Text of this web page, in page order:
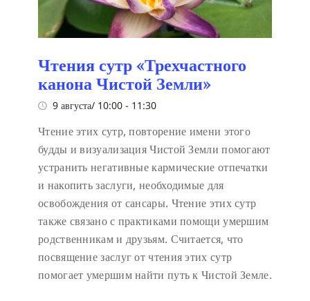
Чтения сутр «Трехчастного
канона Чистой Земли»
9 августа/ 10:00 - 11:30
Чтение этих сутр, повторение имени этого
будды и визуализация Чистой Земли помогают
устранить негативные кармические отпечатки
и накопить заслуги, необходимые для
освобождения от сансары. Чтение этих сутр
также связано с практиками помощи умершим
родственникам и друзьям. Считается, что
посвящение заслуг от чтения этих сутр
помогает умершим найти путь к Чистой Земле.